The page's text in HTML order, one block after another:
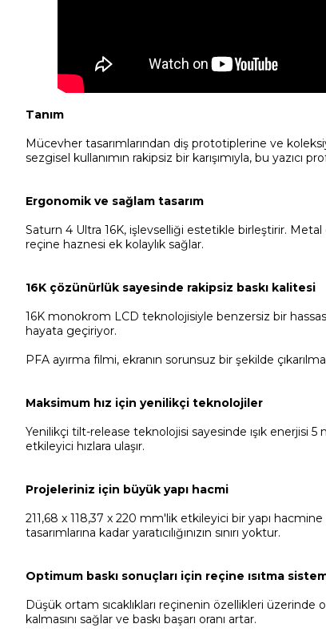
Tanım
Mücevher tasarımlarından diş prototiplerine ve
sezgisel kullanımın rakipsiz bir karışımıyla, bu yazıcı
Ergonomik ve sağlam tasarım
Saturn 4 Ultra 16K, işlevselliği estetikle birleştirir.
reçine haznesi ek kolaylık sağlar.
16K çözünürlük sayesinde rakipsiz baskı kalitesi
16K monokrom LCD teknolojisiyle benzersiz bir
hayata geçiriyor.
PFA ayırma filmi, ekranın sorunsuz bir şekilde
Maksimum hız için yenilikçi teknolojiler
Yenilikçi tilt-release teknolojisi sayesinde ışık enerjisi
etkileyici hızlara ulaşır.
Projeleriniz için büyük yapı hacmi
211,68 x 118,37 x 220 mm'lik etkileyici bir yapı
tasarımlarına kadar yaratıcılığınızın sınırı yoktur.
Optimum baskı sonuçları için reçine ısıtma
Düşük ortam sıcaklıkları reçinenin özellikleri
kalmasını sağlar ve baskı başarı oranı artar.